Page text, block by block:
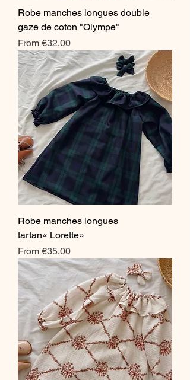
Robe manches longues double
gaze de coton "Olympe"
From €32.00
Sale Price
Robe manches longues
tartan« Lorette»
From €35.00
Sale Price